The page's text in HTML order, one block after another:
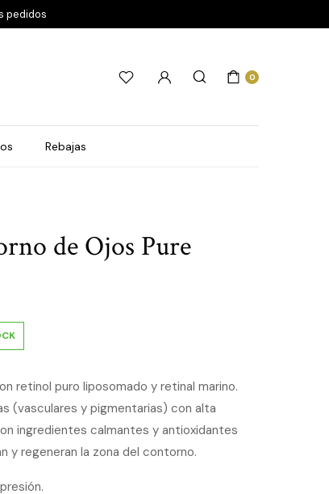
pedidos
0
Rebajas
de Ojos Pure
retinol puro liposomado y retinal marino.
(vasculares y pigmentarias) con alta
ingredientes calmantes y antioxidantes
y regeneran la zona del contorno.